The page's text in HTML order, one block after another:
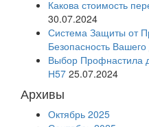
Какова стоимость
30.07.2024
Система Защиты от
Безопасность
Выбор Профнастила
Н57 25.07.2024
Архивы
Октябрь 2025